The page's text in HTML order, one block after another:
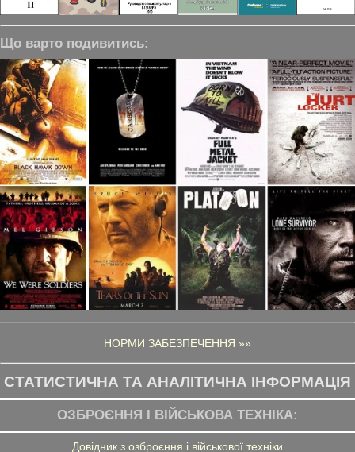
Що варто подивитись:
НОРМИ ЗАБЕЗПЕЧЕННЯ »»
СТАТИСТИЧНА ТА АНАЛІТИЧНА ІНФОРМАЦІЯ
ОЗБРОЄННЯ І ВІЙСЬКОВА ТЕХНІКА:
Довідник з озброєння і військової техніки